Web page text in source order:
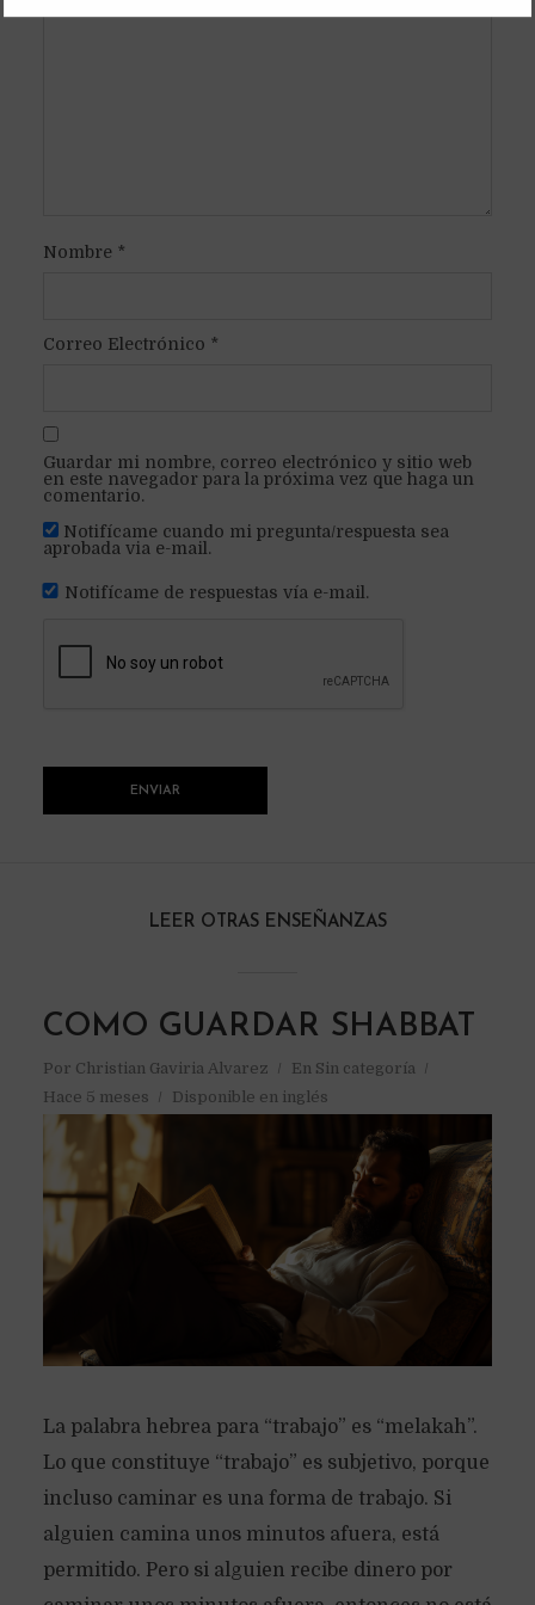
Nombre*
Correo Electrónico *
Guardar mi nombre, correo electrónico y sitio web
en este navegador para la próxima vez que haga un
comentario.
Notifícame cuando mi pregunta/respuesta sea
aprobada via e-mail.
Notifícame de respuestas vía e-mail.
LEER OTRAS ENSEÑANZAS
COMO GUARDAR SHABBAT
Por Christian Gaviria Alvarez En Sin categoría
Hace 5 meses
Disponible en inglés
La palabra hebrea para “trabajo” es “melakah”.
Lo que constituye “trabajo” es subjetivo, porque
incluso caminar es una forma de trabajo. Si
alguien camina unos minutos afuera, está
permitido. Pero si alguien recibe dinero por